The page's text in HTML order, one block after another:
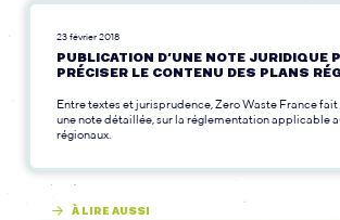
23 février 2018
PUBLICATION D’UNE NOTE JURIDIQUE
PRÉCISER LE CONTENU DES PLANS
Entre textes et jurisprudence, Zero Waste France
une note détaillée, sur la réglementation applicable
régionaux.
À LIRE AUSSI